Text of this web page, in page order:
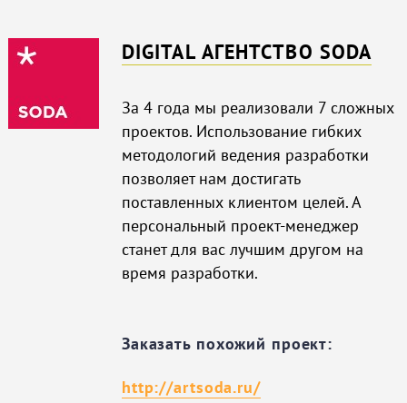
DIGITAL АГЕНТСТВО SODA
За 4 года мы реализовали 7 сложных
проектов. Использование гибких
методологий ведения разработки
позволяет нам достигать
поставленных клиентом целей. А
персональный проект-менеджер
станет для вас лучшим другом на
время разработки.
Заказать похожий проект:
http://artsoda.ru/